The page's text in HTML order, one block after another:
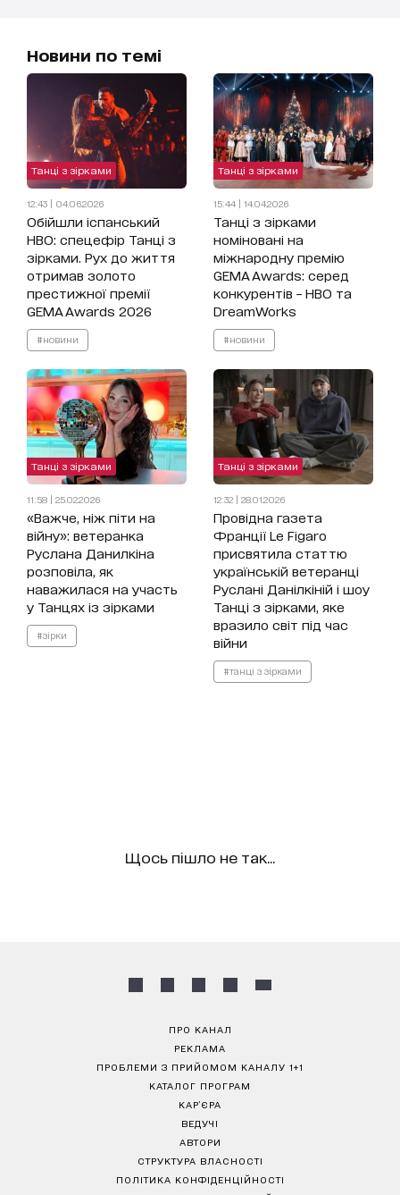
Новини по темі
Танці з зірками
12:43 | 04.06.2026
Обійшли іспанський
HBO: спецефір Танці з
зірками. Рух до життя
отримав золото
престижної премії
GEMA Awards 2026
#новини
Танці з зірками
15:44 | 14.04.2026
Танці з зірками
номіновані на
міжнародну премію
GEMA Awards: серед
конкурентів – HBO та
DreamWorks
#новини
Танці з зірками
11:58 | 25.02.2026
«Важче, ніж піти на
війну»: ветеранка
Руслана Данилкіна
розповіла, як
наважилася на участь
у Танцях із зірками
#зірки
Танці з зірками
12:32 | 28.01.2026
Провідна газета
Франції Le Figaro
присвятила статтю
українській ветеранці
Руслані Данілкіній і шоу
Танці з зірками, яке
вразило світ під час
війни
#танці з зірками
Щось пішло не так...
ПРО КАНАЛ
РЕКЛАМА
ПРОБЛЕМИ З ПРИЙОМОМ КАНАЛУ 1+1
КАТАЛОГ ПРОГРАМ
КАР’ЄРА
ВЕДУЧІ
АВТОРИ
СТРУКТУРА ВЛАСНОСТІ
ПОЛІТИКА КОНФІДЕНЦІЙНОСТІ